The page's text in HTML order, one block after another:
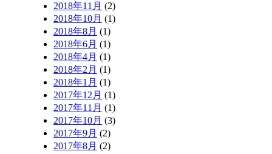
2018年11月 (2)
2018年10月 (1)
2018年8月 (1)
2018年6月 (1)
2018年4月 (1)
2018年2月 (1)
2018年1月 (1)
2017年12月 (1)
2017年11月 (1)
2017年10月 (3)
2017年9月 (2)
2017年8月 (2)